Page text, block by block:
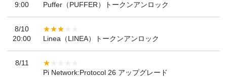
9:00
Puffer（PUFFER）トークンアンロック
8/10
20:00
Linea（LINEA）トークンアンロック
8/11
Pi Network:Protocol 26 アップグレード